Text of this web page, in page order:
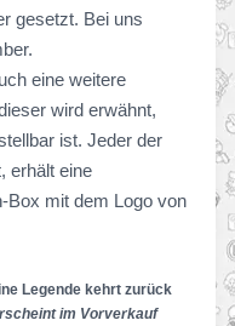
gesetzt. Bei uns
eine weitere
wird erwähnt,
ist. Jeder der
erhält eine
Box mit dem Logo von
Legende kehrt zurück
im Vorverkauf